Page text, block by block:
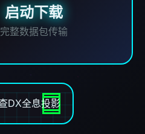
启动下载
完整数据包传输